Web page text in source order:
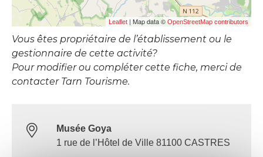
Leaflet | Map data © OpenStreetMap contributors
Vous êtes propriétaire de l’établissement ou le
gestionnaire de cette activité?
Pour modifier ou compléter cette fiche, merci de
contacter Tarn Tourisme.
Musée Goya
1 rue de l’Hôtel de Ville 81100 CASTRES